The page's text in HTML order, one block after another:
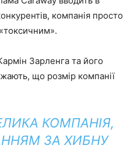
компанія просто
Зарленга та його
що розмір компанії
КОМПАНІЯ,
ЗА ХИБНУ